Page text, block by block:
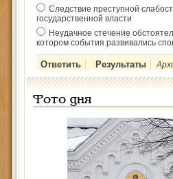
Следствие преступной
государственной власти
Неудачное стечение
котором события развивались
Фото дня